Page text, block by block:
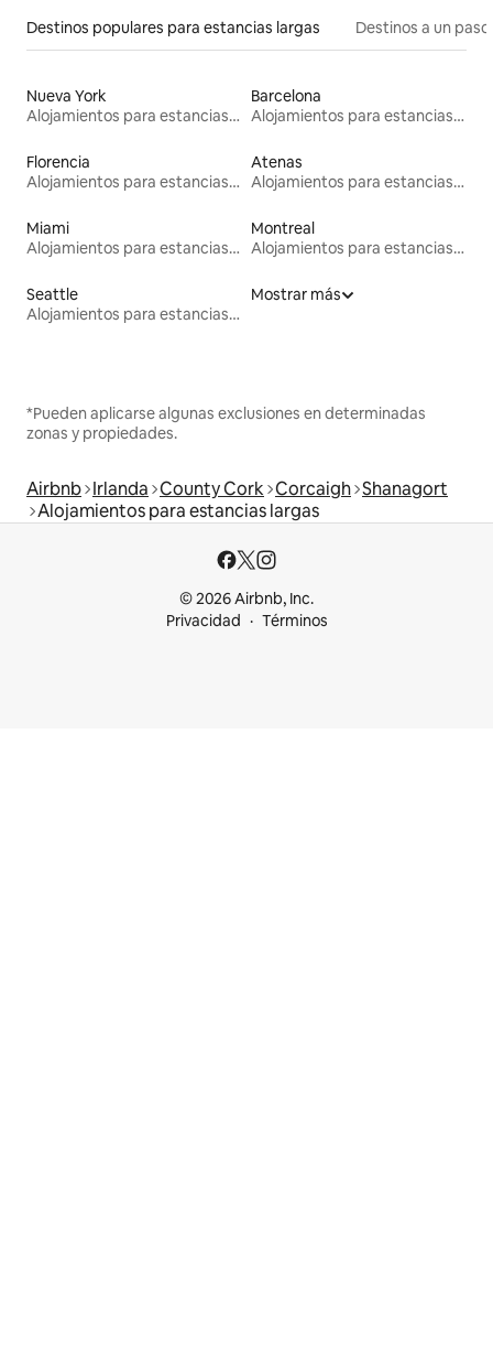
Destinos populares para estancias largas Destinos a un
Nueva York
Alojamientos para estancias largas
Barcelona
Alojamientos para estancias largas
Florencia
Alojamientos para estancias largas
Atenas
Alojamientos para estancias largas
Miami
Alojamientos para estancias largas
Montreal
Alojamientos para estancias largas
Seattle
Alojamientos para estancias largas
Mostrar más
*Pueden aplicarse algunas exclusiones en determinadas
zonas y propiedades.
Airbnb Irlanda County Cork Corcaigh Shanagort
Alojamientos para estancias largas
© 2026 Airbnb, Inc.
Privacidad
Términos